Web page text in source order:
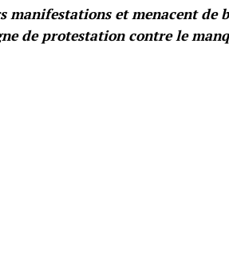
et menacent de
de protestation contre le